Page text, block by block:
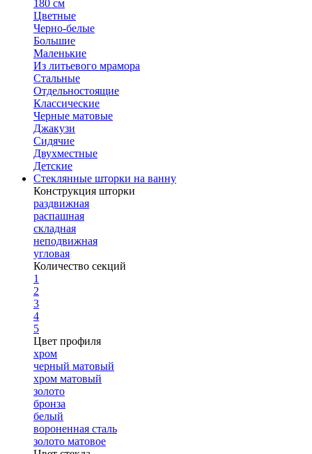
180 см
Цветные
Черно-белые
Большие
Маленькие
Из литьевого мрамора
Стальные
Отдельностоящие
Классические
Черные матовые
Джакузи
Сидячие
Двухместные
Детские
Стеклянные шторки на ванну
Конструкция шторки
раздвижная
распашная
складная
неподвижная
угловая
Количество секций
1
2
3
4
5
Цвет профиля
хром
черный матовый
хром матовый
золото
бронза
белый
вороненная сталь
золото матовое